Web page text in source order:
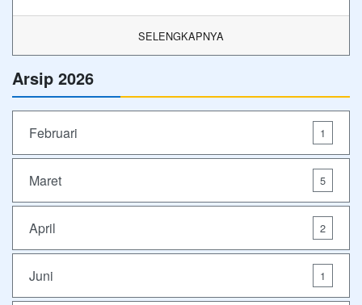
SELENGKAPNYA
Arsip 2026
Februari 1
Maret 5
April 2
Juni 1